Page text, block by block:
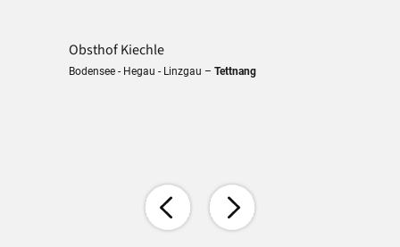
Obsthof Kiechle
Bodensee - Hegau - Linzgau – Tettnang